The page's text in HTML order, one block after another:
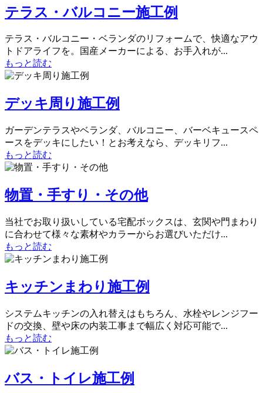
テラス・バルコニー施工例
テラス・バルコニー・ベランダのリフォームで、快適なアウ
トドアライフを。国産メーカーによる、お手入れが...
もっと読む
デッキ周り施工例
ガーデンテラスやベランダ、バルコニー、バーベキュースペ
ースをデッキにしたい！とお考えなら、デッキリフ...
もっと読む
物置・手すり・その他
当社でお取り扱いしている宅配ボックスは、玄関や門まわり
に合わせて様々な素材やカラーからお選びいただけ...
もっと読む
キッチンまわり施工例
システムキッチンの入れ替えはもちろん、水栓やレンジフー
ドの交換、壁や床の内装工事まで幅広く対応可能で...
もっと読む
バス・トイレ施工例